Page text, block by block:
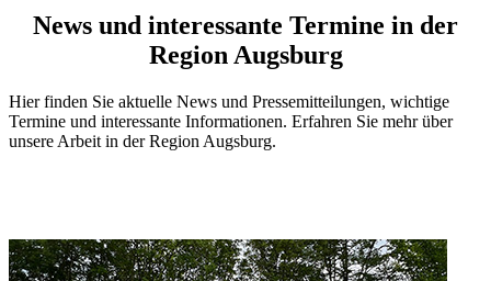
News und interessante Termine in der
Region Augsburg
Hier finden Sie aktuelle News und Pressemitteilungen, wichtige
Termine und interessante Informationen. Erfahren Sie mehr über
unsere Arbeit in der Region Augsburg.